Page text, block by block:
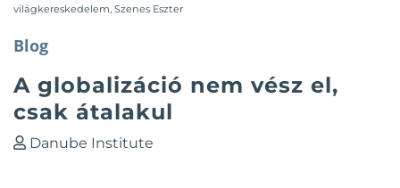
világkereskedelem, Szenes Eszter
Blog
A globalizáció nem vész el,
csak átalakul
Danube Institute